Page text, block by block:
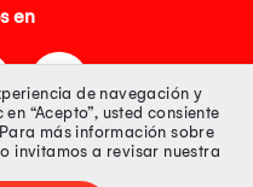
en
de navegación y
“Acepto”, usted consiente
más información sobre
invitamos a revisar nuestra